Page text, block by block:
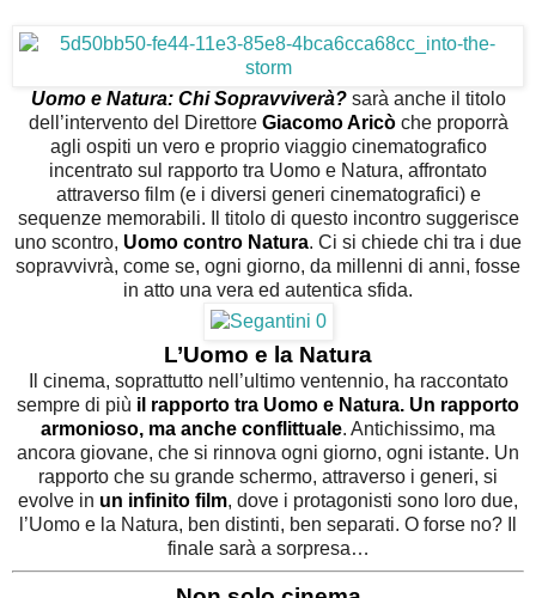
Uomo e Natura: Chi Sopravviverà?sarà anche il titolo
dell’intervento del Direttore Giacomo Aricòche proporrà
agli ospiti un vero e proprio viaggio cinematografico
incentrato sul rapporto tra Uomo e Natura, affrontato
attraverso film (e i diversi generi cinematografici) e
sequenze memorabili. Il titolo di questo incontro suggerisce
uno scontro, Uomo contro Natura. Ci si chiede chi tra i due
sopravvivrà, come se, ogni giorno, da millenni di anni, fosse
in atto una vera ed autentica sfida.
L’Uomo e la Natura
Il cinema, soprattutto nell’ultimo ventennio, ha raccontato
sempre di più il rapporto tra Uomo e Natura. Un rapporto
armonioso, ma anche conflittuale. Antichissimo, ma
ancora giovane, che si rinnova ogni giorno, ogni istante. Un
rapporto che su grande schermo, attraverso i generi, si
evolve in un infinito film, dove i protagonisti sono loro due,
l’Uomo e la Natura, ben distinti, ben separati. O forse no? Il
finale sarà a sorpresa…